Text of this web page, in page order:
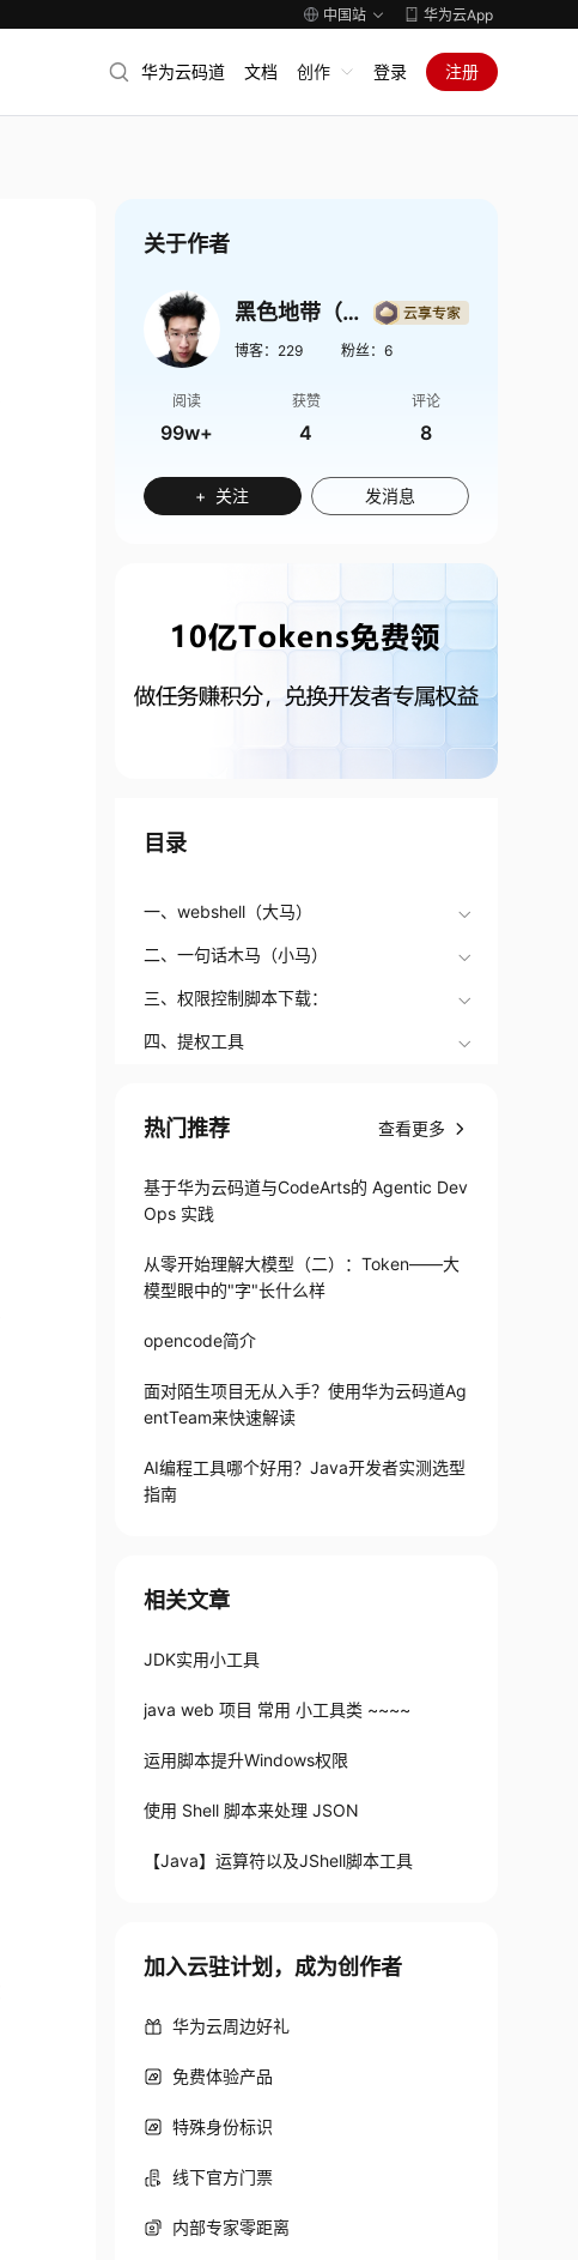
中国站 华为云App
华为云码道 文档 创作 登录 注册
关于作者
黑色地带（崛起）
博客： 229 粉丝： 6
阅读
99w+
获赞
4
评论
8
+ 关注 发消息
目录
一、webshell（大马）
二、一句话木马（小马）
三、权限控制脚本下载：
四、提权工具
热门推荐 查看更多
基于华为云码道与CodeArts的 Agentic Dev
Ops 实践
从零开始理解大模型（二）：Token——大
模型眼中的"字"长什么样
opencode简介
面对陌生项目无从入手？使用华为云码道Ag
entTeam来快速解读
AI编程工具哪个好用？Java开发者实测选型
指南
相关文章
JDK实用小工具
java web 项目 常用 小工具类 ~~~~
运用脚本提升Windows权限
使用 Shell 脚本来处理 JSON
【Java】运算符以及JShell脚本工具
加入云驻计划，成为创作者
华为云周边好礼
免费体验产品
特殊身份标识
线下官方门票
内部专家零距离